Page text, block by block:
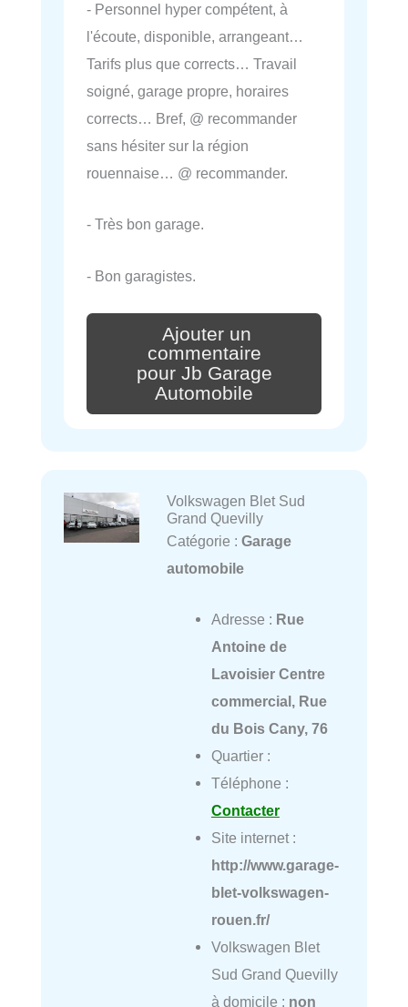
- Personnel hyper compétent, à
l'écoute, disponible, arrangeant…
Tarifs plus que corrects… Travail
soigné, garage propre, horaires
corrects… Bref, @ recommander
sans hésiter sur la région
rouennaise… @ recommander.
- Très bon garage.
- Bon garagistes.
Ajouter un
commentaire
pour Jb Garage
Automobile
Volkswagen Blet Sud
Grand Quevilly
Catégorie : Garage
automobile
Adresse : Rue
Antoine de
Lavoisier Centre
commercial, Rue
du Bois Cany, 76
Quartier :
Téléphone :
Contacter
Site internet :
http://www.garage-
blet-volkswagen-
rouen.fr/
Volkswagen Blet
Sud Grand Quevilly
à domicile : non